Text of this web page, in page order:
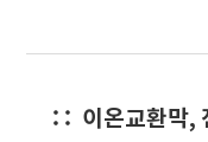
환원 반응을 유
인은 활물질 차
이온교환막,